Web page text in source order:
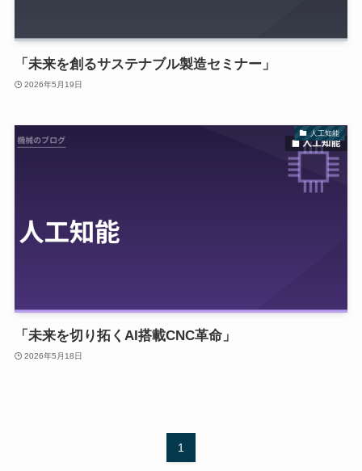
「未来を創るサステナブル製造セミナー」
2026年5月19日
人工知能
「未来を切り拓くAI搭載CNC革命」
2026年5月18日
1